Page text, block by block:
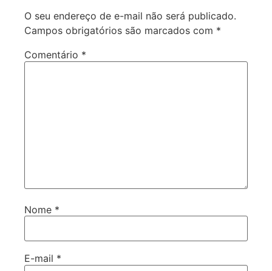
O seu endereço de e-mail não será publicado.
Campos obrigatórios são marcados com *
Comentário *
Nome *
E-mail *